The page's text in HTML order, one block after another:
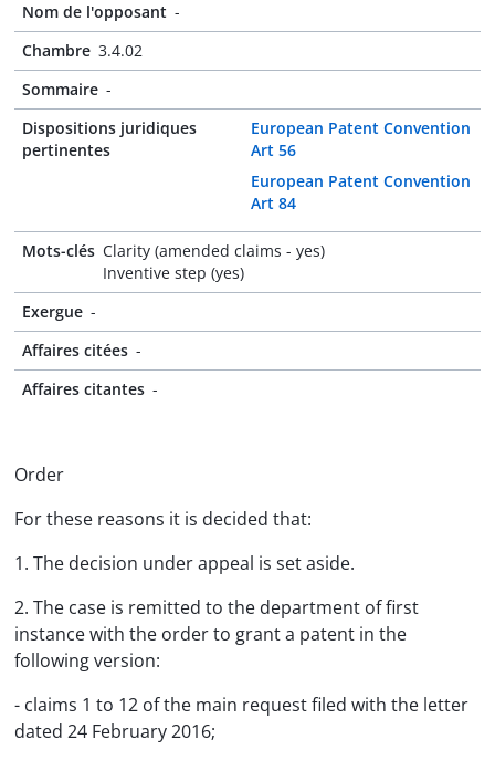
Nom de l'opposant -
Chambre 3.4.02
Sommaire -
Dispositions juridiques
pertinentes
European Patent Convention
Art 56
European Patent Convention
Art 84
Mots-clés Clarity (amended claims - yes)
Inventive step (yes)
Exergue -
Affaires citées -
Affaires citantes -
Order
For these reasons it is decided that:
1. The decision under appeal is set aside.
2. The case is remitted to the department of first
instance with the order to grant a patent in the
following version:
- claims 1 to 12 of the main request filed with the letter
dated 24 February 2016;